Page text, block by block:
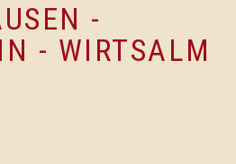
-
- WIRTSALM